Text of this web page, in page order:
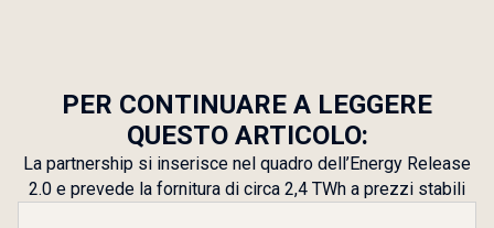
PER CONTINUARE A LEGGERE
QUESTO ARTICOLO:
La partnership si inserisce nel quadro dell’Energy Release
2.0 e prevede la fornitura di circa 2,4 TWh a prezzi stabili